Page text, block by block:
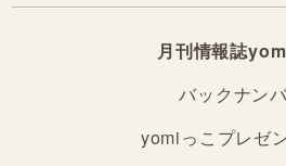
月刊情報誌
バックナン
yomiっこプレゼ